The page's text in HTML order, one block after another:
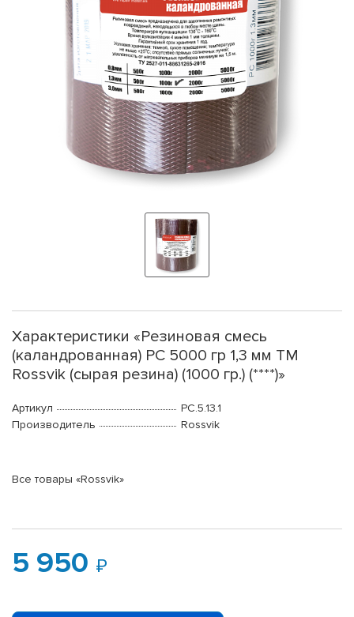
Характеристики «Резиновая смесь
(каландрованная) РС 5000 гр 1,3 мм ТМ
Rossvik (сырая резина) (1000 гр.) (****)»
Артикул
PC.5.13.1
Производитель
Rossvik
Все товары «Rossvik»
5 950